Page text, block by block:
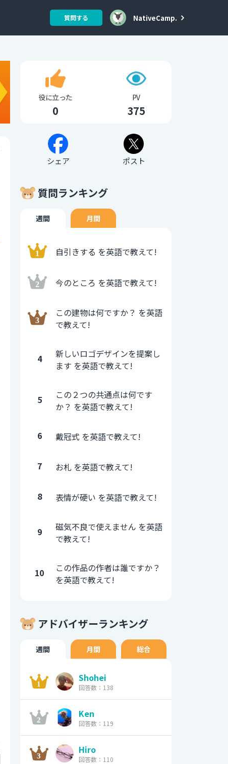
質問する NativeCamp.
役に立った
0
PV
375
シェア ポスト
質問ランキング
週間 月間
自引きする を英語で教えて!
今のところ を英語で教えて!
この建物は何ですか？ を英語
で教えて!
4
新しいロゴデザインを提案し
ます を英語で教えて!
5
この２つの共通点は何です
か？ を英語で教えて!
6 戴冠式 を英語で教えて!
7 お札 を英語で教えて!
8 表情が硬い を英語で教えて!
9
磁気不良で使えません を英語
で教えて!
10
この作品の作者は誰ですか？
を英語で教えて!
アドバイザーランキング
週間 月間 総合
Shohei
回答数：138
Ken
回答数：119
Hiro
回答数：110